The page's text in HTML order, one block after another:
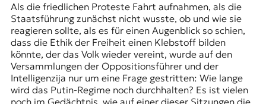
i
s
s
e
n
J
o
Als die friedlichen Proteste Fahrt aufnahmen, als die
Staatsführung zunächst nicht wusste, ob und wie sie
reagieren sollte, als es für einen Augenblick so schien,
dass die Ethik der Freiheit einen Klebstoff bilden
könnte, der das Volk wieder vereint, wurde auf den
Versammlungen der Oppositionsführer und der
Intelligenzija nur um eine Frage gestritten: Wie lange
wird das Putin-Regime noch durchhalten? Es ist vielen